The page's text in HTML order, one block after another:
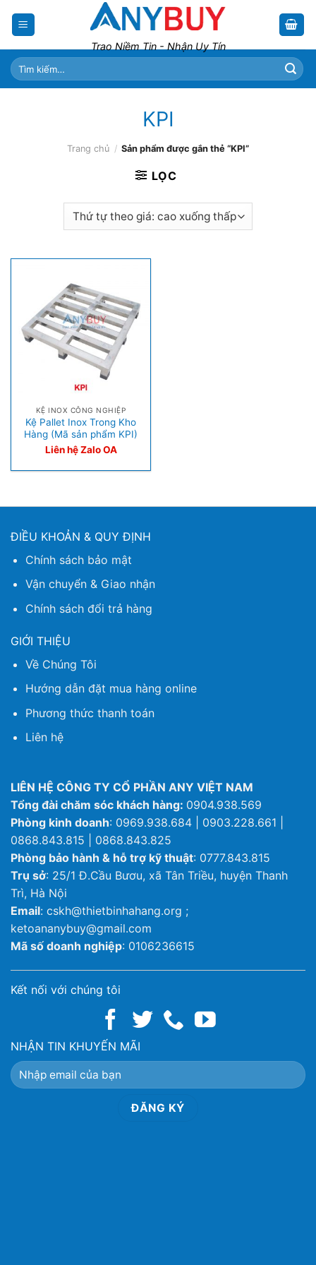
Trao Niềm Tin - Nhận Uy Tín
Tìm
kiếm:
KPI
Trang chủ / Sản phẩm được gắn thẻ “KPI”
LỌC
KỆ INOX CÔNG NGHIỆP
Kệ Pallet Inox Trong Kho
Hàng (Mã sản phẩm KPI)
Liên hệ Zalo OA
ĐIỀU KHOẢN & QUY ĐỊNH
Chính sách bảo mật
Vận chuyển & Giao nhận
Chính sách đổi trả hàng
GIỚI THIỆU
Về Chúng Tôi
Hướng dẫn đặt mua hàng online
Phương thức thanh toán
Liên hệ
LIÊN HỆ CÔNG TY CỔ PHẦN ANY VIỆT NAM
Tổng đài chăm sóc khách hàng: 0904.938.569
Phòng kinh doanh: 0969.938.684 | 0903.228.661 |
0868.843.815 | 0868.843.825
Phòng bảo hành & hỗ trợ kỹ thuật: 0777.843.815
Trụ sở: 25/1 Đ.Cầu Bươu, xã Tân Triều, huyện Thanh
Trì, Hà Nội
Email: cskh@thietbinhahang.org ;
ketoananybuy@gmail.com
Mã số doanh nghiệp: 0106236615
Kết nối với chúng tôi
NHẬN TIN KHUYẾN MÃI